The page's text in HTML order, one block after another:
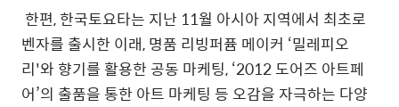
한편, 한국토요타는 지난 11월 아시아 지역에서 최초로
벤자를 출시한 이래, 명품 리빙퍼퓸 메이커 ‘밀레피오
리'와 향기를 활용한 공동 마케팅, ‘2012 도어즈 아트페
어’의 출품을 통한 아트 마케팅 등 오감을 자극하는 다양